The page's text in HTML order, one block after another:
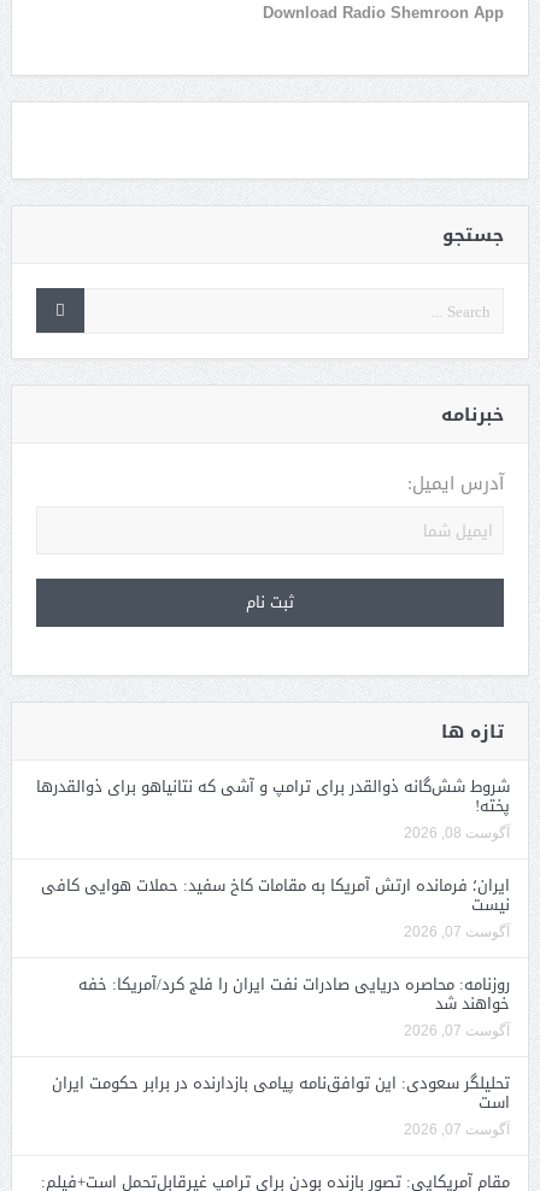
Download Radio Shemroon App
جستجو
خبرنامه
آدرس ایمیل:
تازه ها
شروط شش‌گانه ذوالقدر برای ترامپ و آشی که نتانیاهو برای ذوالقدرها
پخته!
آگوست 08, 2026
ایران؛ فرمانده ارتش آمریکا به مقامات کاخ سفید: حملات هوایی کافی
نیست
آگوست 07, 2026
روزنامه: محاصره دریایی صادرات نفت ایران را فلج کرد/آمریکا: خفه
خواهند شد
آگوست 07, 2026
تحلیلگر سعودی: این توافق‌نامه پیامی بازدارنده در برابر حکومت ایران
است
آگوست 07, 2026
مقام آمریکایی: تصورِ بازنده بودن برای ترامپ غیرقابل‌تحمل است+فیلم: